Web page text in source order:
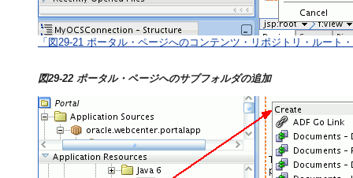
「図29-21 ポータル・ページへのコンテンツ・リポジトリ・ルート
図29-22 ポータル・ページへのサブフォルダの追加